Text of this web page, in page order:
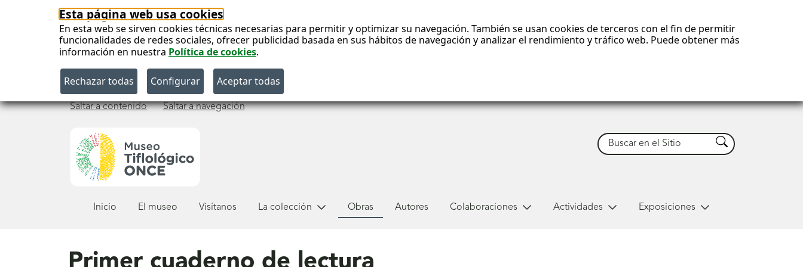
Esta página web usa cookies
En esta web se sirven cookies técnicas necesarias para permitir y optimizar su navegación. También se usan cookies de terceros con el fin de permitir
funcionalidades de redes sociales, ofrecer publicidad basada en sus hábitos de navegación y analizar el rendimiento y tráfico web. Puede obtener más
información en nuestra Política de cookies.
Saltar a contenido Saltar a navegación
Buscar Buscar
Inicio El museo Visítanos La colección Obras Autores Colaboraciones Actividades Exposiciones
Primer cuaderno de lectura